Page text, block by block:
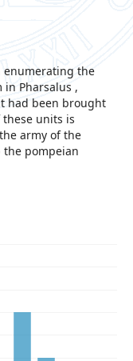
enumerating the
Pharsalus ,
had been brought
units is
army of the
the pompeian